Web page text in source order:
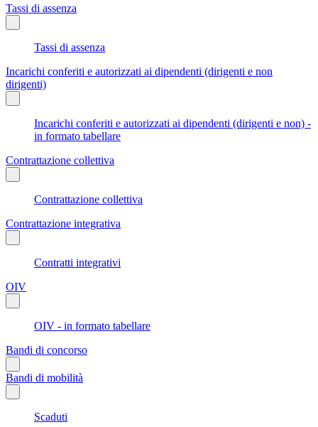
Tassi di assenza
Tassi di assenza
Incarichi conferiti e autorizzati ai dipendenti (dirigenti e non
dirigenti)
Incarichi conferiti e autorizzati ai dipendenti (dirigenti e non) -
in formato tabellare
Contrattazione collettiva
Contrattazione collettiva
Contrattazione integrativa
Contratti integrativi
OIV
OIV - in formato tabellare
Bandi di concorso
Bandi di mobilità
Scaduti